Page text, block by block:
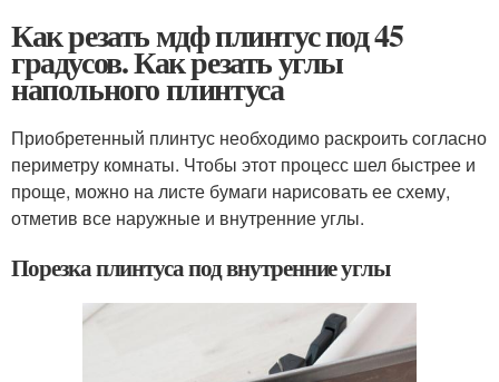
Как резать мдф плинтус под 45
градусов. Как резать углы
напольного плинтуса
Приобретенный плинтус необходимо раскроить согласно
периметру комнаты. Чтобы этот процесс шел быстрее и
проще, можно на листе бумаги нарисовать ее схему,
отметив все наружные и внутренние углы.
Порезка плинтуса под внутренние углы